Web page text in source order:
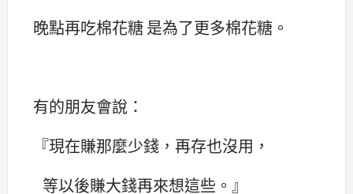
晚點再吃棉花糖 是為了更多棉花糖。
有的朋友會說：
『現在賺那麼少錢，再存也沒用，
等以後賺大錢再來想這些。』